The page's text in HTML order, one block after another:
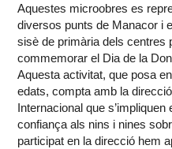
Aquestes microobres es
diversos punts de Manacor i
sisè de primària dels centres
commemorar el Dia de la
Aquesta activitat, que posa
edats, compta amb la
Internacional que
confiança als nins i nines
participat en la direcció hem